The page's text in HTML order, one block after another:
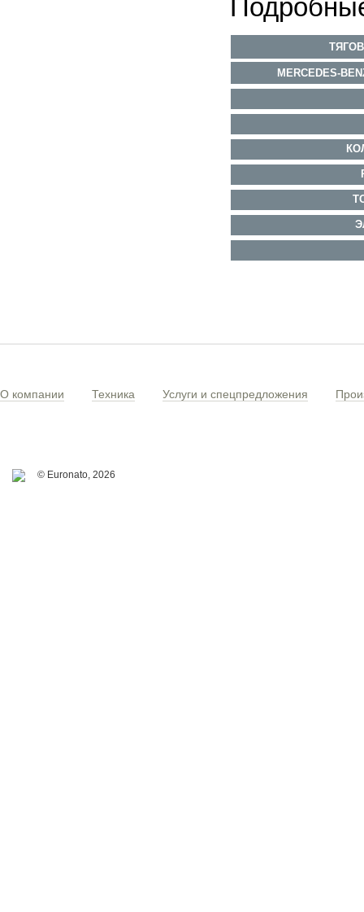
MERCEDES-
О компании Техника Услуги и спецпредложения
© Euronato, 2026